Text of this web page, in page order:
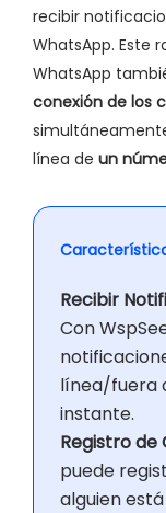
recibir
WhatsApp. Este
WhatsApp
conexión de los
línea de un
Recibir
Con
línea/fuera
instante.
Registro de
puede
alguien